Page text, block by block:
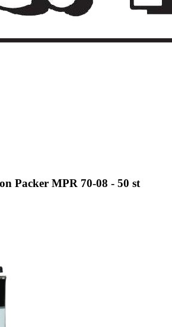
Packer MPR 70-08 - 50 st